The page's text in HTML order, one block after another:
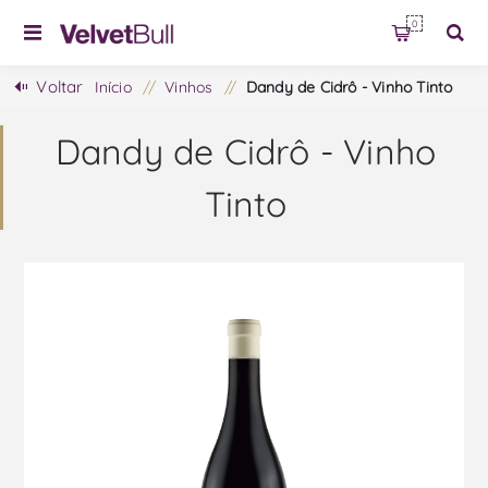
0
Voltar Início / Vinhos / Dandy de Cidrô - Vinho Tinto
Dandy de Cidrô - Vinho
Tinto